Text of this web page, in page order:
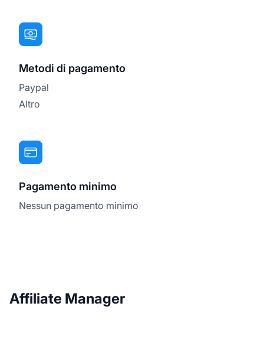
Metodi di pagamento
Paypal
Altro
Pagamento minimo
Nessun pagamento minimo
Affiliate Manager